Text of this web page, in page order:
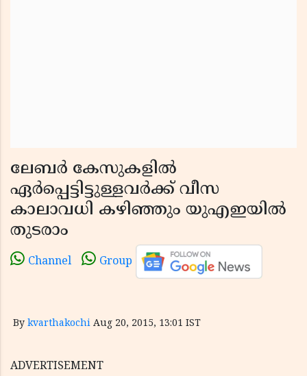
ലേബര്‍ കേസുകളില്‍
ഏര്‍പ്പെട്ടിട്ടുള്ളവര്‍ക്ക് വീസ
കാലാവധി കഴിഞ്ഞും യുഎഇയില്‍
തുടരാം
Channel Group
By kvarthakochi Aug 20, 2015, 13:01 IST
ADVERTISEMENT